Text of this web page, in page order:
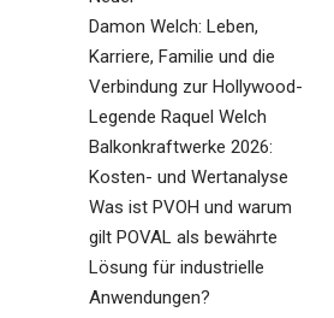
Damon Welch: Leben,
Karriere, Familie und die
Verbindung zur Hollywood-
Legende Raquel Welch
Balkonkraftwerke 2026:
Kosten- und Wertanalyse
Was ist PVOH und warum
gilt POVAL als bewährte
Lösung für industrielle
Anwendungen?